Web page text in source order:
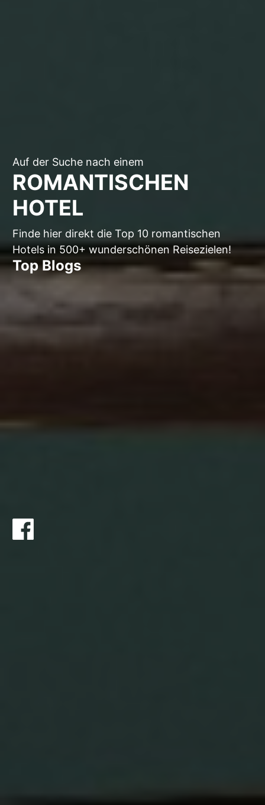
Auf der Suche nach einem
ROMANTISCHEN
HOTEL
Finde hier direkt die Top 10 romantischen
Hotels in 500+ wunderschönen Reisezielen!
Top Blogs